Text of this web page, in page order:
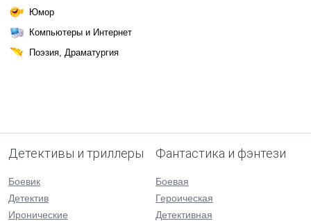
Юмор
Компьютеры и Интернет
Поэзия, Драматургия
Детективы и триллеры
Боевик
Детектив
Иронические
Фантастика и фэнтези
Боевая
Героическая
Детективная